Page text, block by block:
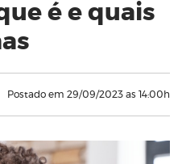
é e quais
Postado em 29/09/2023 as 14:00h